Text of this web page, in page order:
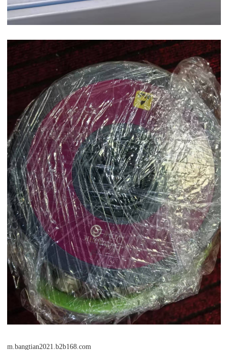
m.bangtian2021.b2b168.com